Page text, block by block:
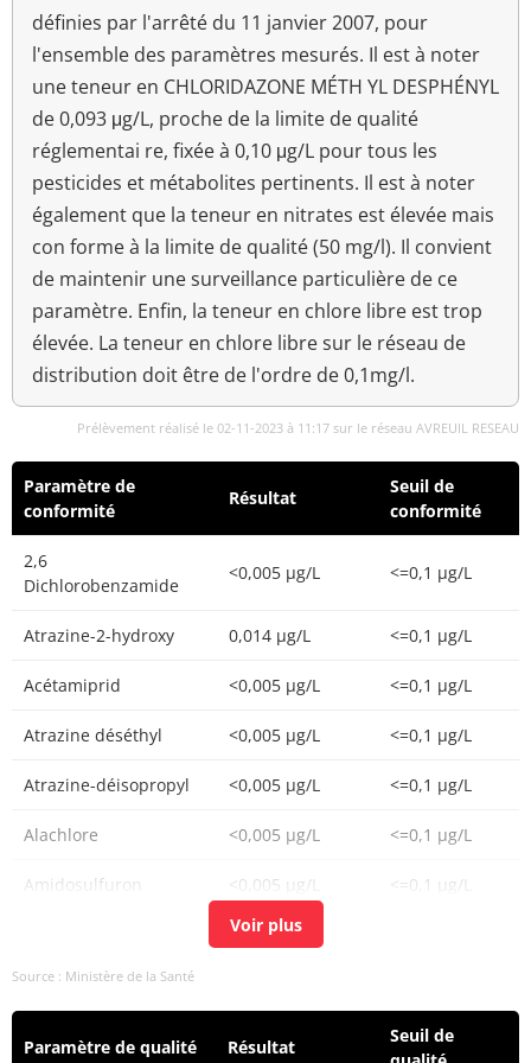
définies par l'arrêté du 11 janvier 2007, pour
l'ensemble des paramètres mesurés. Il est à noter
une teneur en CHLORIDAZONE MÉTH YL DESPHÉNYL
de 0,093 μg/L, proche de la limite de qualité
réglementai re, fixée à 0,10 μg/L pour tous les
pesticides et métabolites pertinents. Il est à noter
également que la teneur en nitrates est élevée mais
con forme à la limite de qualité (50 mg/l). Il convient
de maintenir une surveillance particulière de ce
paramètre. Enfin, la teneur en chlore libre est trop
élevée. La teneur en chlore libre sur le réseau de
distribution doit être de l'ordre de 0,1mg/l.
Prélèvement réalisé le 02-11-2023 à 11:17 sur le réseau AVREUIL RESEAU
Paramètre de
conformité
Résultat
Seuil de
conformité
2,6
Dichlorobenzamide
<0,005 µg/L <=0,1 µg/L
Atrazine-2-hydroxy 0,014 µg/L <=0,1 µg/L
Acétamiprid <0,005 µg/L <=0,1 µg/L
Atrazine déséthyl <0,005 µg/L <=0,1 µg/L
Atrazine-déisopropyl <0,005 µg/L <=0,1 µg/L
Alachlore <0,005 µg/L <=0,1 µg/L
Amidosulfuron <0,005 µg/L <=0,1 µg/L
<0,005 µg/L
Azoxystrobine
<=0,1 µg/L
Source : Ministère de la Santé
Paramètre de qualité Résultat
Seuil de